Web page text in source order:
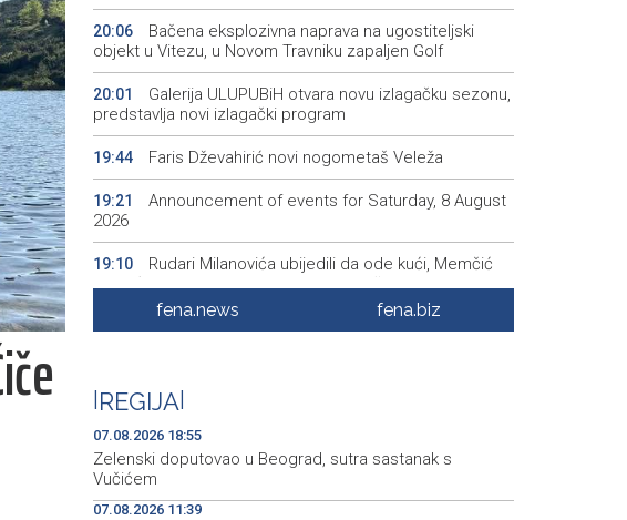
20:06
Bačena eksplozivna naprava na ugostiteljski
objekt u Vitezu, u Novom Travniku zapaljen Golf
20:01
Galerija ULUPUBiH otvara novu izlagačku sezonu,
predstavlja novi izlagački program
19:44 Faris Dževahirić novi nogometaš Veleža
19:21
Announcement of events for Saturday, 8 August
2026
19:10
Rudari Milanovića ubijedili da ode kući, Memčić
se već ponovo vratio u jamu 'Raspotočje'
Sarajevo Film Festival presents Kinoscope and
19:00 Najave događaja za 8. 8. 2026. godine (subota)
fena.news fena.biz
REGIJA
07.08.2026 18:55
Zelenski doputovao u Beograd, sutra sastanak s
Vučićem
07.08.2026 11:39